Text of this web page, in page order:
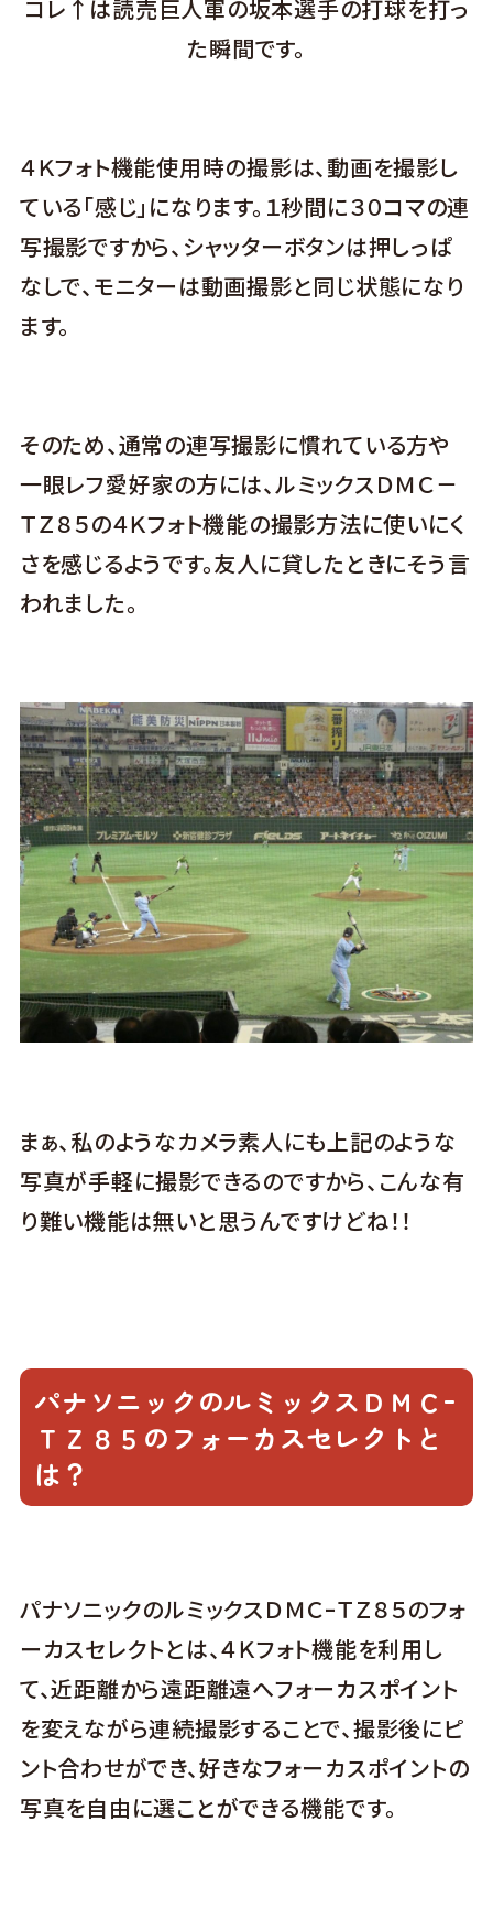
コレ↑は読売巨人軍の坂本選手の打球を打っ
た瞬間です。
４Ｋフォト機能使用時の撮影は、動画を撮影し
ている「感じ」になります。１秒間に３０コマの連
写撮影ですから、シャッターボタンは押しっぱ
なしで、モニターは動画撮影と同じ状態になり
ます。
そのため、通常の連写撮影に慣れている方や
一眼レフ愛好家の方には、ルミックスＤＭＣ－
ＴＺ８５の４Ｋフォト機能の撮影方法に使いにく
さを感じるようです。友人に貸したときにそう言
われました。
まぁ、私のようなカメラ素人にも上記のような
写真が手軽に撮影できるのですから、こんな有
り難い機能は無いと思うんですけどね！！
パナソニックのルミックスＤＭＣｰ
ＴＺ８５のフォーカスセレクトと
は？
パナソニックのルミックスＤＭＣｰＴＺ８５のフォ
ーカスセレクトとは、４Ｋフォト機能を利用し
て、近距離から遠距離遠へフォーカスポイント
を変えながら連続撮影することで、撮影後にピ
ント合わせができ、好きなフォーカスポイントの
写真を自由に選ことができる機能です。